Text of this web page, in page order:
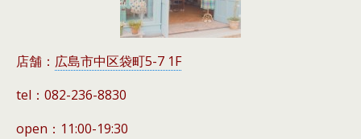
店舗： 広島市中区袋町5-7 1F
tel：082-236-8830
open：11:00-19:30